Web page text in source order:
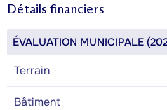
Détails financiers
ÉVALUATION MUNICIPALE
Terrain
Bâtiment